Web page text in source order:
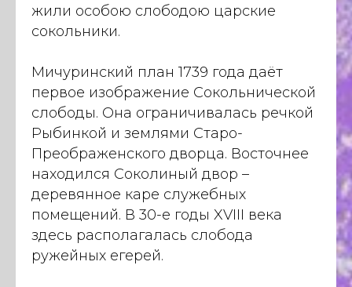
жили особою слободою царские
сокольники.
Мичуринский план 1739 года даёт
первое изображение Сокольнической
слободы. Она ограничивалась речкой
Рыбинкой и землями Старо-
Преображенского дворца. Восточнее
находился Соколиный двор –
деревянное каре служебных
помещений. В 30-е годы XVIII века
здесь располагалась слобода
ружейных егерей.